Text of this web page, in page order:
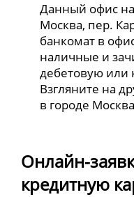
Данный офис
Москва, пер.
банкомат в
наличные и
дебетовую или
Взгляните на
в городе
Онлайн-
кредитную